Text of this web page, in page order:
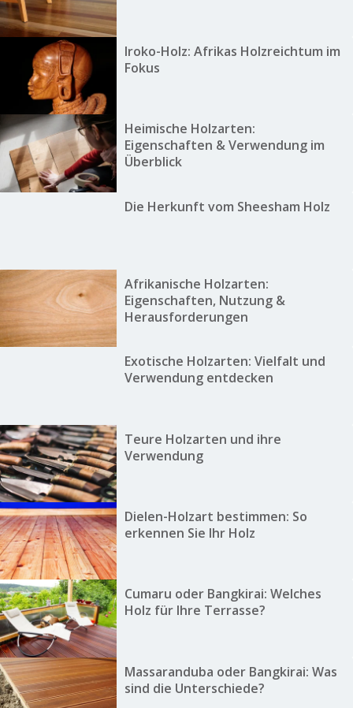
Iroko-Holz: Afrikas Holzreichtum im
Fokus
Heimische Holzarten:
Eigenschaften & Verwendung im
Überblick
Die Herkunft vom Sheesham Holz
Afrikanische Holzarten:
Eigenschaften, Nutzung &
Herausforderungen
Exotische Holzarten: Vielfalt und
Verwendung entdecken
Teure Holzarten und ihre
Verwendung
Dielen-Holzart bestimmen: So
erkennen Sie Ihr Holz
Cumaru oder Bangkirai: Welches
Holz für Ihre Terrasse?
Massaranduba oder Bangkirai: Was
sind die Unterschiede?